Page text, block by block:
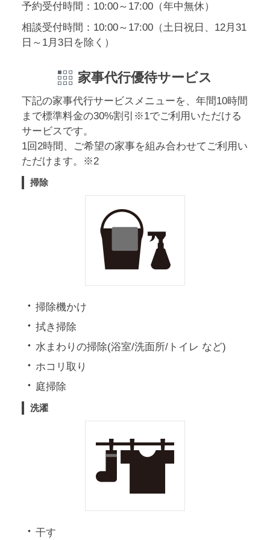
個人事業主・法人の方
個人事業主・法人の方はこちら
料金・特典などのお悩みごと
について
電話で相談する
確認する
画面右下の「ご質問・ご相談」のバナーか
らチャットでもご相談をいただけます。
販売パートナーをご検討の方はこちら
販売パートナーをご検討の方はこちら
個人事業主・法人の方
個人事業主・法人の方はこちら
料金・特典などのお悩みごと
電話で相談する
受付時間 9:00~21:00
よくあるご質問を
確認する
画面右下の「ご質問・ご相談」のバナーか
らチャットでもご相談をいただけます。
予約受付時間：10:00～17:00（年中無休）
相談受付時間：10:00～17:00（土日祝日、12月31
日～1月3日を除く）
家事代行優待サービス
下記の家事代行サービスメニューを、年間10時間
まで標準料金の30%割引※1でご利用いただける
サービスです。
1回2時間、ご希望の家事を組み合わせてご利用い
ただけます。※2
掃除
掃除機かけ
拭き掃除
水まわりの掃除(浴室/洗面所/トイレ など)
ホコリ取り
庭掃除
洗濯
干す